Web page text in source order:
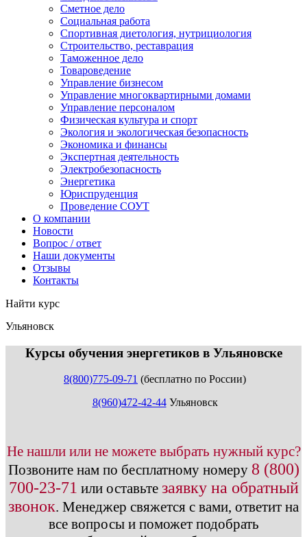
Сметное дело
Социальная работа
Спортивная диетология, нутрициология
Строительство, реставрация
Таможенное дело
Товароведение
Управление бизнесом
Управление многоквартирными домами
Управление персоналом
Физическая культура и спорт
Экология и экологическая безопасность
Экономика и финансы
Экспертная деятельность
Электробезопасность
Энергетика
Юриспруденция
Проведение СОУТ
О компании
Новости
Вопрос / ответ
Наши документы
Отзывы
Контакты
Найти курс
Ульяновск
Курсы обучения энергетиков в Ульяновске
8(800)775-09-71 (бесплатно по России)
8(960)472-42-44Ульяновск
Не нашли или не можете выбрать нужный курс?
Позвоните нам по бесплатному номеру 8 (800)
700-23-71 или оставьте заявку на обратный
звонок. Менеджер свяжется с вами, ответит на
все вопросы и поможет подобрать